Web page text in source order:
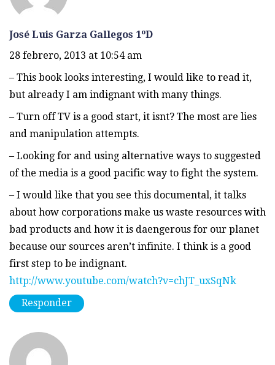
José Luis Garza Gallegos 1ºD
28 febrero, 2013 at 10:54 am
– This book looks interesting, I would like to read it,
but already I am indignant with many things.
– Turn off TV is a good start, it isnt? The most are lies
and manipulation attempts.
– Looking for and using alternative ways to suggested
of the media is a good pacific way to fight the system.
– I would like that you see this documental, it talks
about how corporations make us waste resources with
bad products and how it is daengerous for our planet
because our sources aren’t infinite. I think is a good
first step to be indignant.
http://www.youtube.com/watch?v=chJT_uxSqNk
Responder